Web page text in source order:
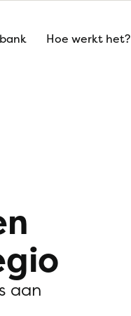
Hoe werkt het?
aan